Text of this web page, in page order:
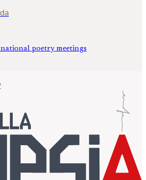
poetry meetings